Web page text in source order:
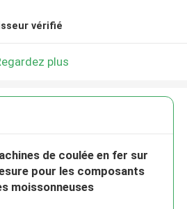
vérifié
plus
de coulée en fer sur
pour les composants
moissonneuses